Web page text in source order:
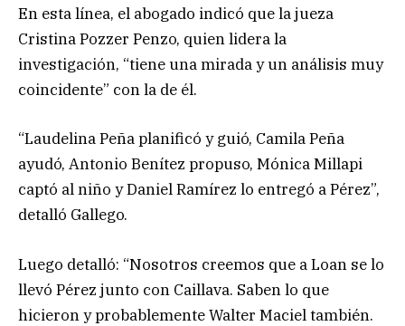
En esta línea, el abogado indicó que la jueza
Cristina Pozzer Penzo, quien lidera la
investigación, “tiene una mirada y un análisis muy
coincidente” con la de él.
“Laudelina Peña planificó y guió, Camila Peña
ayudó, Antonio Benítez propuso, Mónica Millapi
captó al niño y Daniel Ramírez lo entregó a Pérez”,
detalló Gallego.
Luego detalló: “Nosotros creemos que a Loan se lo
llevó Pérez junto con Caillava. Saben lo que
hicieron y probablemente Walter Maciel también.